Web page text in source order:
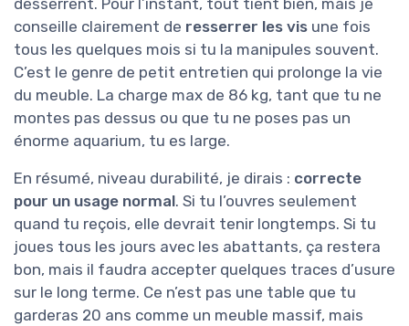
desserrent. Pour l’instant, tout tient bien, mais je
conseille clairement de resserrer les vis une fois
tous les quelques mois si tu la manipules souvent.
C’est le genre de petit entretien qui prolonge la vie
du meuble. La charge max de 86 kg, tant que tu ne
montes pas dessus ou que tu ne poses pas un
énorme aquarium, tu es large.
En résumé, niveau durabilité, je dirais : correcte
pour un usage normal. Si tu l’ouvres seulement
quand tu reçois, elle devrait tenir longtemps. Si tu
joues tous les jours avec les abattants, ça restera
bon, mais il faudra accepter quelques traces d’usure
sur le long terme. Ce n’est pas une table que tu
garderas 20 ans comme un meuble massif, mais